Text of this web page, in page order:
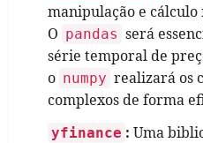
manipulação e cálculo
O pandas será
série temporal de
o numpy realizará os
complexos de forma
yfinance : Uma